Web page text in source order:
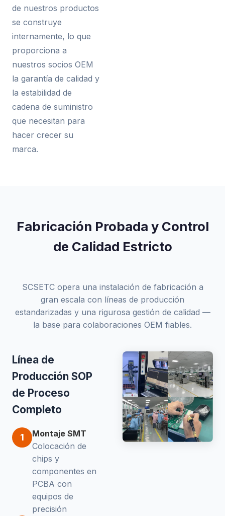
de nuestros productos
se construye
internamente, lo que
proporciona a
nuestros socios OEM
la garantía de calidad y
la estabilidad de
cadena de suministro
que necesitan para
hacer crecer su
marca.
Fabricación Probada y Control
de Calidad Estricto
SCSETC opera una instalación de fabricación a
gran escala con líneas de producción
estandarizadas y una rigurosa gestión de calidad —
la base para colaboraciones OEM fiables.
Línea de
Producción SOP
de Proceso
Completo
1
Montaje SMT
Colocación de
chips y
componentes en
PCBA con
equipos de
precisión